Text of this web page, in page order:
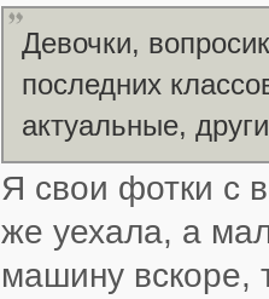
Девочки,
последних
актуальные,
Я свои фотки с
же уехала, а
машину вскоре,